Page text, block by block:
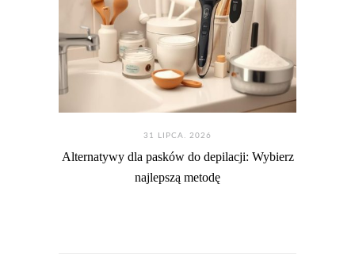
31 LIPCA. 2026
Alternatywy dla pasków do depilacji: Wybierz
najlepszą metodę